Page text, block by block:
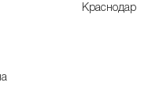
Краснодар